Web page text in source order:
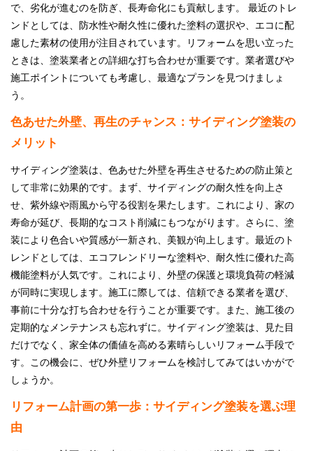
で、劣化が進むのを防ぎ、長寿命化にも貢献します。 最近のトレ
ンドとしては、防水性や耐久性に優れた塗料の選択や、エコに配
慮した素材の使用が注目されています。リフォームを思い立った
ときは、塗装業者との詳細な打ち合わせが重要です。業者選びや
施工ポイントについても考慮し、最適なプランを見つけましょ
う。
色あせた外壁、再生のチャンス：サイディング塗装の
メリット
サイディング塗装は、色あせた外壁を再生させるための防止策と
して非常に効果的です。まず、サイディングの耐久性を向上さ
せ、紫外線や雨風から守る役割を果たします。これにより、家の
寿命が延び、長期的なコスト削減にもつながります。さらに、塗
装により色合いや質感が一新され、美観が向上します。最近のト
レンドとしては、エコフレンドリーな塗料や、耐久性に優れた高
機能塗料が人気です。これにより、外壁の保護と環境負荷の軽減
が同時に実現します。施工に際しては、信頼できる業者を選び、
事前に十分な打ち合わせを行うことが重要です。また、施工後の
定期的なメンテナンスも忘れずに。サイディング塗装は、見た目
だけでなく、家全体の価値を高める素晴らしいリフォーム手段で
す。この機会に、ぜひ外壁リフォームを検討してみてはいかがで
しょうか。
リフォーム計画の第一歩：サイディング塗装を選ぶ理
由